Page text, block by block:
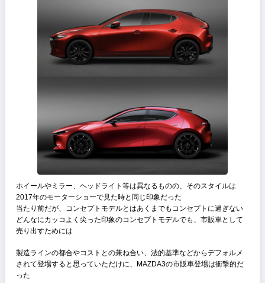
を維持しながら走るので燃費はまあまあ悪い
エクステリア
の東京モーターショーだった、
「まあコンセプトモデルってどれもカッコいいよね」
「このまま市販車として300万円ぐらいで登場してくれればいいのに
と友人と話していた記憶がある
そして2018年の冬、
MAZDA3 ファストバックが登場した
上がMAZDA3で下がコンセプトモデル